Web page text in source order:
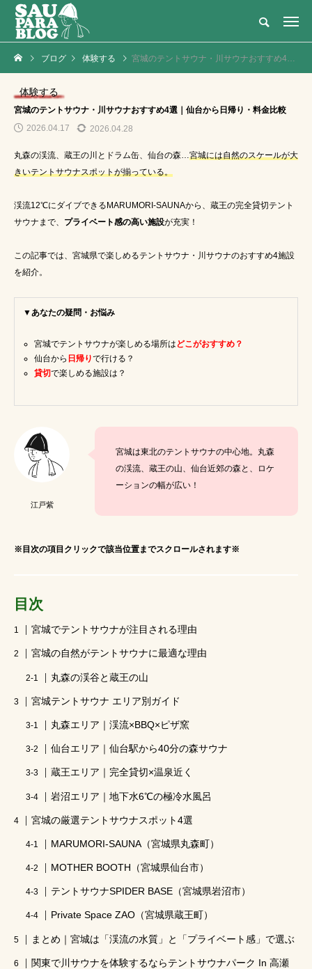
灼熱のテントサウナ × 大自然・アウトドアの新定番
NEW POST カテゴリーごとの最新記事
サ活
でテントサウナならサ
ウナパラダイス｜口コ
2025.03.16
メディア・テレビ
コニコ超会議2024に
いま話題のワード
サウナ飯 千葉 赤外線サウナマットレス
川サウナ サウナ水着 川サウナ関東
愛知 サウナグルメ
サウナスイーツ
広瀬すず 山崎賢人 神奈川
家族 健全な男女混浴 BBQ
のんあるサ飯 グランピング
あきる野市テントサウナ 関東日帰りサウナ
神奈川テントサウナ カレー
サウナ女子必需品 日帰り関東サウナ
相模原テントサウナ スパイスカレー
魚釣り 外遊び 薪サウナ
サウナ女子持ち物 日帰りサウナ
ブログ 体験する 宮城のテントサウナ・川サウナおすすめ4選｜仙台から日帰り・料金比較
体験する
宮城のテントサウナ・川サウナおすすめ4選｜仙台から日帰り・料金比較
2026.04.17
2026.04.28
丸森の渓流、蔵王の川とドラム缶、仙台の森…宮城には自然のスケールが大
きいテントサウナスポットが揃っている。
渓流12℃にダイブできるMARUMORI-SAUNAから、蔵王の完全貸切テント
サウナまで、 プライベート感の高い施設が充実！
この記事では、宮城県で楽しめるテントサウナ・川サウナのおすすめ4施設
を紹介。
▼あなたの疑問・お悩み
宮城でテントサウナが楽しめる場所は どこがおすすめ？
仙台から 日帰りで行ける？
貸切で楽しめる施設は？
江戸紫
宮城は東北のテントサウナの中心地。丸森
の渓流、蔵王の山、仙台近郊の森と、ロケ
ーションの幅が広い！
※目次の項目クリックで該当位置までスクロールされます※
目次
宮城でテントサウナが注目される理由
宮城の自然がテントサウナに最適な理由
丸森の渓谷と蔵王の山
宮城テントサウナ エリア別ガイド
丸森エリア｜渓流×BBQ×ピザ窯
仙台エリア｜仙台駅から40分の森サウナ
蔵王エリア｜完全貸切×温泉近く
岩沼エリア｜地下水6℃の極冷水風呂
宮城の厳選テントサウナスポット4選
MARUMORI-SAUNA（宮城県丸森町）
MOTHER BOOTH（宮城県仙台市）
テントサウナSPIDER BASE（宮城県岩沼市）
Private Space ZAO（宮城県蔵王町）
まとめ｜宮城は「渓流の水質」と「プライベート感」で選ぶ
関東で川サウナを体験するならテントサウナパーク In 高瀬